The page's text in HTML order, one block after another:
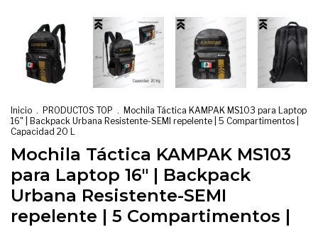
Inicio . PRODUCTOS TOP . Mochila Táctica KAMPAK MS103 para Laptop
16" | Backpack Urbana Resistente-SEMI repelente | 5 Compartimentos |
Capacidad 20 L
Mochila Táctica KAMPAK MS103
para Laptop 16" | Backpack
Urbana Resistente-SEMI
repelente | 5 Compartimentos |